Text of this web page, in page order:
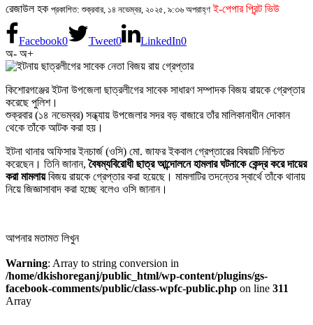
রেজাউল হক প্রকাশিত: শুক্রবার, ১৪ নভেম্বর, ২০২৫, ৯:৩৬ অপরাহ্ণ ই-পেপার প্রিন্ট ভিউ
Facebook0 Tweet0 LinkedIn0
অ- অ+
কিশোরগঞ্জের ইটনা উপজেলা ছাত্রলীগের সাবেক সাধারণ সম্পাদক বিজয় রায়কে গ্রেপ্তার
করেছে পুলিশ।
শুক্রবার (১৪ নভেম্বর) সন্ধ্যায় উপজেলার সদর বড় বাজারে তাঁর মালিকানাধীন দোকান
থেকে তাঁকে আটক করা হয়।
ইটনা থানার অফিসার ইনচার্জ (ওসি) মো. জাফর ইকবাল গ্রেপ্তারের বিষয়টি নিশ্চিত
করেছেন। তিনি জানান,বৈষম্যবিরোধী ছাত্র আন্দোলনে হামলার ঘটনাকে কেন্দ্র করে দায়ের
করা মামলায়বিজয় রায়কে গ্রেপ্তার করা হয়েছে। মামলাটির তদন্তের স্বার্থে তাঁকে থানায়
নিয়ে জিজ্ঞাসাবাদ করা হচ্ছে বলেও ওসি জানান।
আপনার মতামত লিখুন
Warning: Array to string conversion in
/home/dkishoreganj/public_html/wp-content/plugins/gs-
facebook-comments/public/class-wpfc-public.php on line 311
Array